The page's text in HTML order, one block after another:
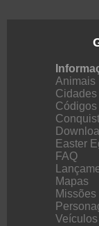
Animais
Cidades
Códigos
Easter
FAQ
Mapas
Missões
Veículos